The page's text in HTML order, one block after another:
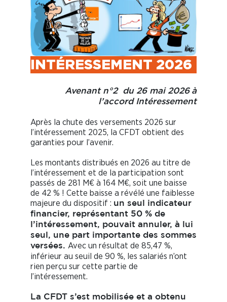
INTÉRESSEMENT 2026
Avenant n°2 du 26 mai 2026 à
l’accord Intéressement
Après la chute des versements 2026 sur
l’intéressement 2025, la CFDT obtient des
garanties pour l’avenir.
Les montants distribués en 2026 au titre de
l’intéressement et de la participation sont
passés de 281 M€ à 164 M€, soit une baisse
de 42 % ! Cette baisse a révélé une faiblesse
majeure du dispositif : un seul indicateur
financier, représentant 50 % de
l’intéressement, pouvait annuler, à lui
seul, une part importante des sommes
versées. Avec un résultat de 85,47 %,
inférieur au seuil de 90 %, les salariés n’ont
rien perçu sur cette partie de
l’intéressement.
La CFDT
s’est mobilisée et a obtenu